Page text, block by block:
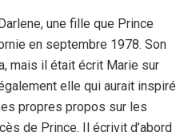
une fille que Prince
en septembre 1978. Son
mais il était écrit Marie sur
elle qui aurait inspiré
propres propos sur les
de Prince. Il écrivit d’abord